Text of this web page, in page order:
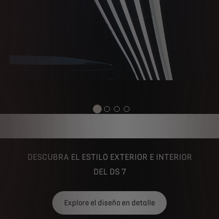
DESCUBRA EL ESTILO EXTERIOR E INTERIOR
DEL DS 7
Explore el diseño en detalle